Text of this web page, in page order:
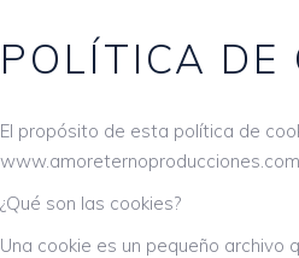
POLÍTICA DE
El propósito de esta política de
www.amoreternoproducciones.com
¿Qué son las cookies?
Una cookie es un pequeño